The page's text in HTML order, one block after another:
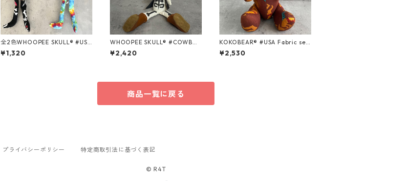
全2色WHOOPEE SKULL® #USA
Fabric /Sサイズ
¥1,320
WHOOPEE SKULL® #COWBOY
WHITE/Sサイズ
¥2,420
KOKOBEAR® #USA Fabric seri
es ＃94/Mサイズ
¥2,530
商品一覧に戻る
プライバシーポリシー 特定商取引法に基づく表記
© R4T